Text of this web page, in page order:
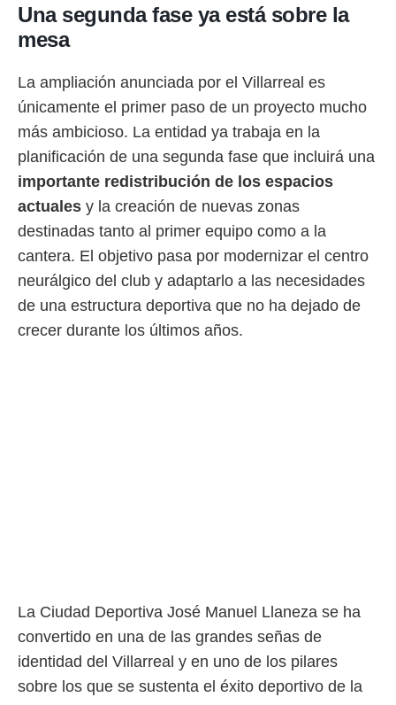
Una segunda fase ya está sobre la
mesa
La ampliación anunciada por el Villarreal es
únicamente el primer paso de un proyecto mucho
más ambicioso. La entidad ya trabaja en la
planificación de una segunda fase que incluirá una
importante redistribución de los espacios
actuales y la creación de nuevas zonas
destinadas tanto al primer equipo como a la
cantera. El objetivo pasa por modernizar el centro
neurálgico del club y adaptarlo a las necesidades
de una estructura deportiva que no ha dejado de
crecer durante los últimos años.
La Ciudad Deportiva José Manuel Llaneza se ha
convertido en una de las grandes señas de
identidad del Villarreal y en uno de los pilares
sobre los que se sustenta el éxito deportivo de la